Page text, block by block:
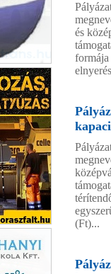
és
(Ft)...